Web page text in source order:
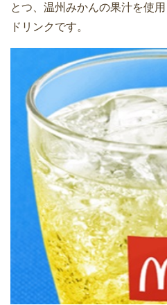
とつ、温州みかんの果汁を使
ドリンクです。